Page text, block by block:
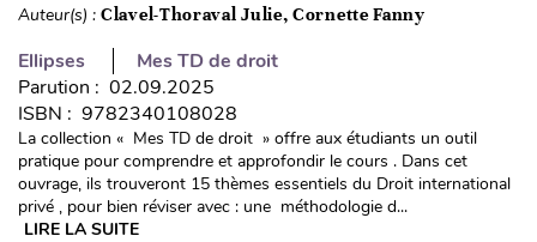
Auteur(s) : Clavel-Thoraval Julie, Cornette Fanny
Ellipses
Mes TD de droit
Parution : 02.09.2025
ISBN : 9782340108028
La collection « Mes TD de droit » offre aux étudiants un outil
pratique pour comprendre et approfondir le cours . Dans cet
ouvrage, ils trouveront 15 thèmes essentiels du Droit international
privé , pour bien réviser avec : une méthodologie d...
LIRE LA SUITE